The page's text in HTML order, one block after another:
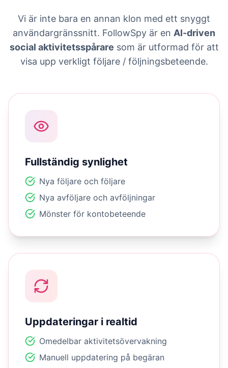
Vi är inte bara en annan klon med ett snyggt
användargränssnitt. FollowSpy är en AI-driven
social aktivitetsspårare som är utformad för att
visa upp verkligt följare / följningsbeteende.
Fullständig synlighet
Nya följare och följare
Nya avföljare och avföljningar
Mönster för kontobeteende
Uppdateringar i realtid
Omedelbar aktivitetsövervakning
Manuell uppdatering på begäran